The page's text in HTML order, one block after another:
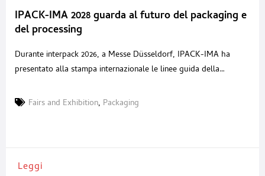
IPACK-IMA 2028 guarda al futuro del packaging e
del processing
Durante interpack 2026, a Messe Düsseldorf, IPACK-IMA ha
presentato alla stampa internazionale le linee guida della
1° giugno 2028. L’incontro, svoltosi l’8 maggio, ha offerto una
Fairs and Exhibition, Packaging
Leggi